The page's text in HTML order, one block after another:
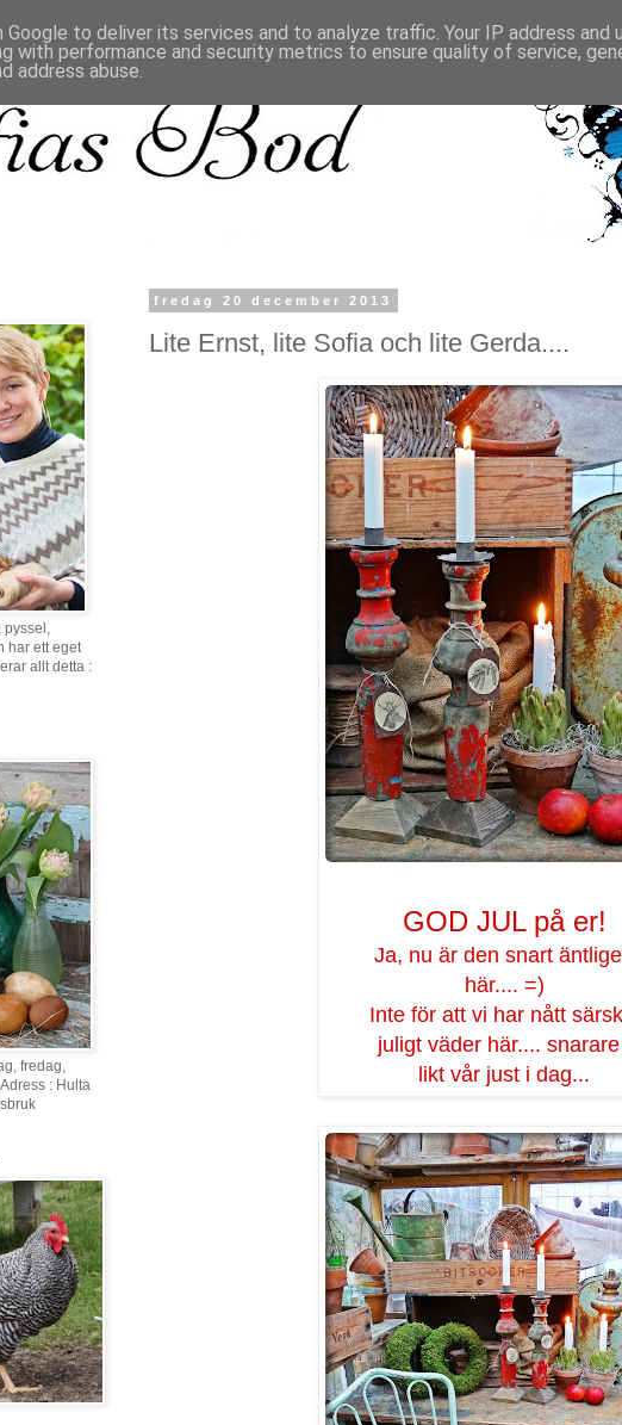
fredag 20 december 2013
Lite Ernst, lite Sofia och lite Gerda....
GOD JUL på er!
Ja, nu är den snart
här.... =)
Inte för att vi har nått
juligt väder här....
likt vår just i dag...
pyssel,
har ett eget
allt detta :
fredag,
: Hulta
to deliver its services and to analyze traffic. Your IP address and
with performance and security metrics to ensure quality of service,
address abuse.